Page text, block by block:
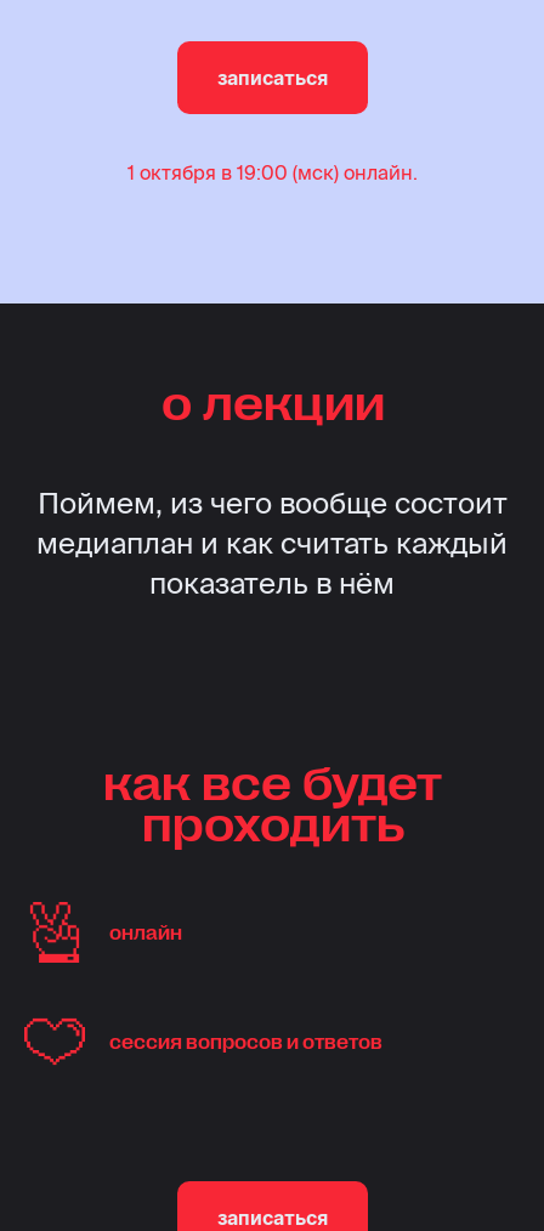
записаться
1 октября в 19:00 (мск) онлайн.
о лекции
Поймем, из чего вообще состоит
медиаплан и как считать каждый
показатель в нём
как все будет
проходить
онлайн
сессия вопросов и ответов
записаться